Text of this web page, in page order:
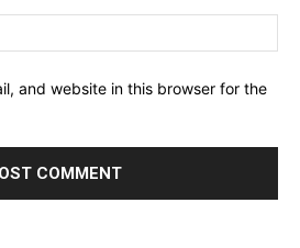
and website in this browser for the